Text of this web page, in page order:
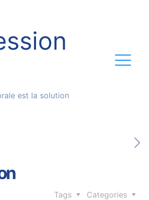
est la solution
Categories
Tags